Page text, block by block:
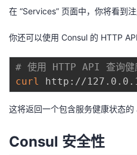
在 “Services” 页面中，你将看到
你还可以使用 Consul 的 HTTP
# 使用 HTTP API 查询健
curl
这将返回一个包含服务健康状态的
Consul 安全性